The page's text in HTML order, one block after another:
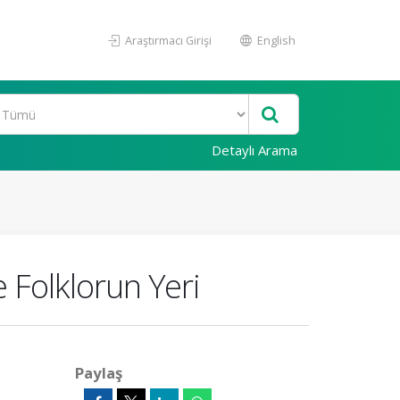
Araştırmacı Girişi English
Detaylı Arama
Yeri
Paylaş